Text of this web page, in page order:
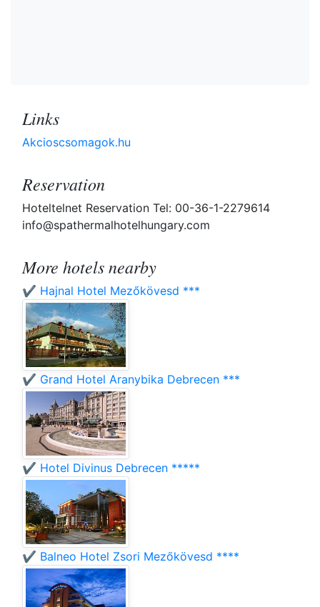
Links
Akcioscsomagok.hu
Reservation
Hoteltelnet Reservation Tel: 00-36-1-2279614
info@spathermalhotelhungary.com
More hotels nearby
✔️ Hajnal Hotel Mezőkövesd ***
✔️ Grand Hotel Aranybika Debrecen ***
✔️ Hotel Divinus Debrecen *****
✔️ Balneo Hotel Zsori Mezőkövesd ****